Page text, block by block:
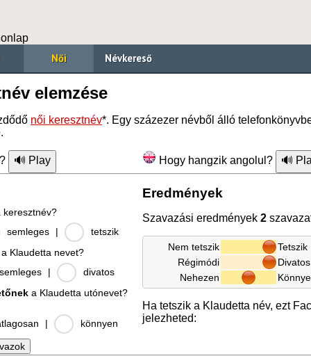
Női Névkereső
elemzése
női keresztnév*. Egy százezer névből álló
Hogy hangzik angolul?
keresztnév?
semleges |
tetszik
a Klaudetta nevet?
semleges |
divatos
a Klaudetta utónevet?
| könnyen
Eredmények
Szavazási eredmények 2
Nem tetszik Tetszik
Régimódi
Divatos
Nehezen
Ha tetszik a Klaudetta név, ezt
jelezheted: